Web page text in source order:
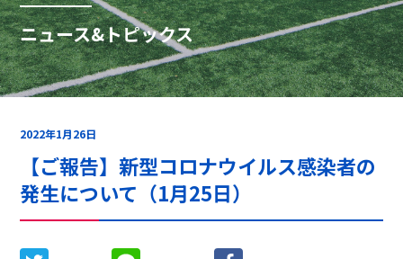
ニュース&トピックス
2022年1月26日
【ご報告】新型コロナウイルス感染者の
発生について（1月25日）